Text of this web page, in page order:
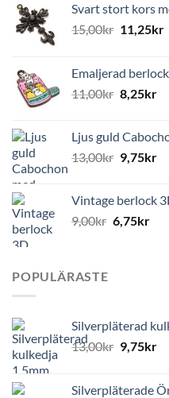
Svart stort kors
15,00kr 11,25kr
Emaljerad
11,00kr 8,25kr
Ljus guld
13,00kr 9,75kr
Vintage berlock
9,00kr 6,75kr
POPULÄRASTE
Silverpläterad
13,00kr 9,75kr
Silverpläterade